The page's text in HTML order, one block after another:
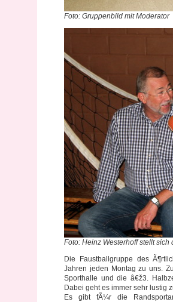
Foto: Gruppenbild mit Moderator
Foto: Heinz Westerhoff stellt
Die Faustballgruppe des
Jahren jeden Montag zu uns.
Sporthalle und die â€ž3.
Dabei geht es immer sehr lustig
Es gibt fÃ¼r die